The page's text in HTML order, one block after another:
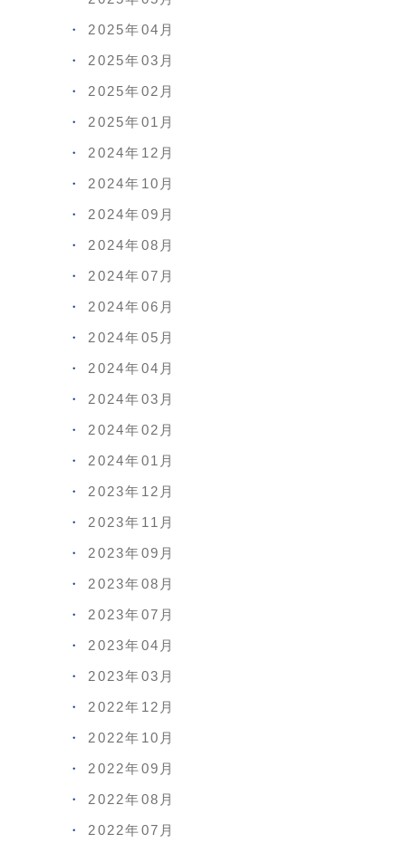
2025年04月
2025年03月
2025年02月
2025年01月
2024年12月
2024年10月
2024年09月
2024年08月
2024年07月
2024年06月
2024年05月
2024年04月
2024年03月
2024年02月
2024年01月
2023年12月
2023年11月
2023年09月
2023年08月
2023年07月
2023年04月
2023年03月
2022年12月
2022年10月
2022年09月
2022年08月
2022年07月